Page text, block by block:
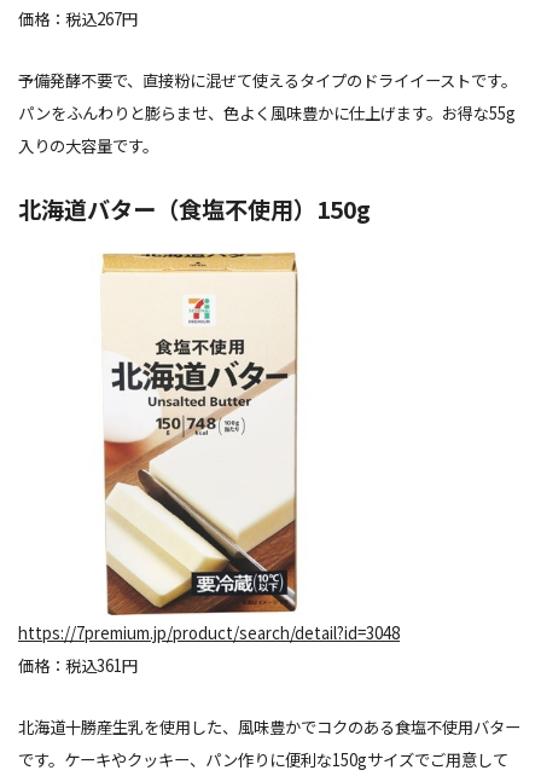
価格：税込267円
予備発酵不要で、直接粉に混ぜて使えるタイプのドライイーストです。
パンをふんわりと膨らませ、色よく風味豊かに仕上げます。お得な55g
入りの大容量です。
北海道バター（食塩不使用）150g
https://7premium.jp/product/search/detail?id=3048
価格：税込361円
北海道十勝産生乳を使用した、風味豊かでコクのある食塩不使用バター
です。ケーキやクッキー、パン作りに便利な150gサイズでご用意して